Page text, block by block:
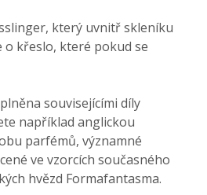
který uvnitř skleníku
o křeslo, které pokud se
souvisejícími díly
například anglickou
parfémů, významné
ve vzorcích současného
hvězd Formafantasma.